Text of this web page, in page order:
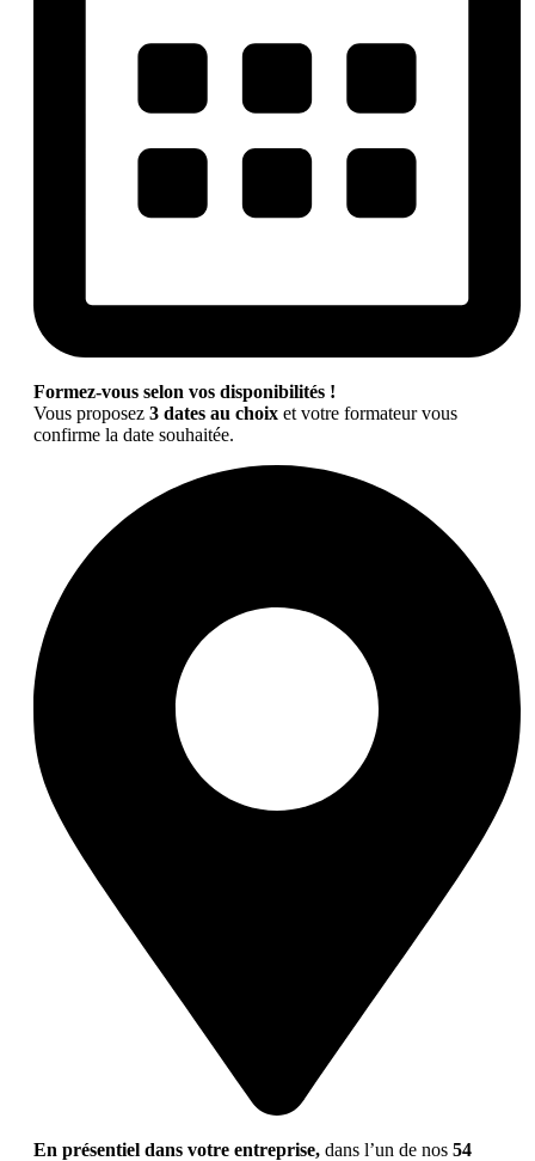
Formez-vous selon vos disponibilités !
Vous proposez 3 dates au choix et votre formateur vous
confirme la date souhaitée.
En présentiel dans votre entreprise, dans l’un de nos 54